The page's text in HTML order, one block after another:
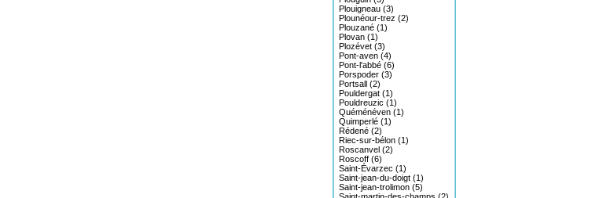
Plouigneau (3)
Plounéour-trez (2)
Plouzané (1)
Plovan (1)
Plozévet (3)
Pont-aven (4)
Pont-l'abbé (6)
Porspoder (3)
Portsall (2)
Pouldergat (1)
Pouldreuzic (1)
Quéménéven (1)
Quimperlé (1)
Rédené (2)
Riec-sur-bélon (1)
Roscanvel (2)
Roscoff (6)
Saint-Évarzec (1)
Saint-jean-du-doigt (1)
Saint-jean-trolimon (5)